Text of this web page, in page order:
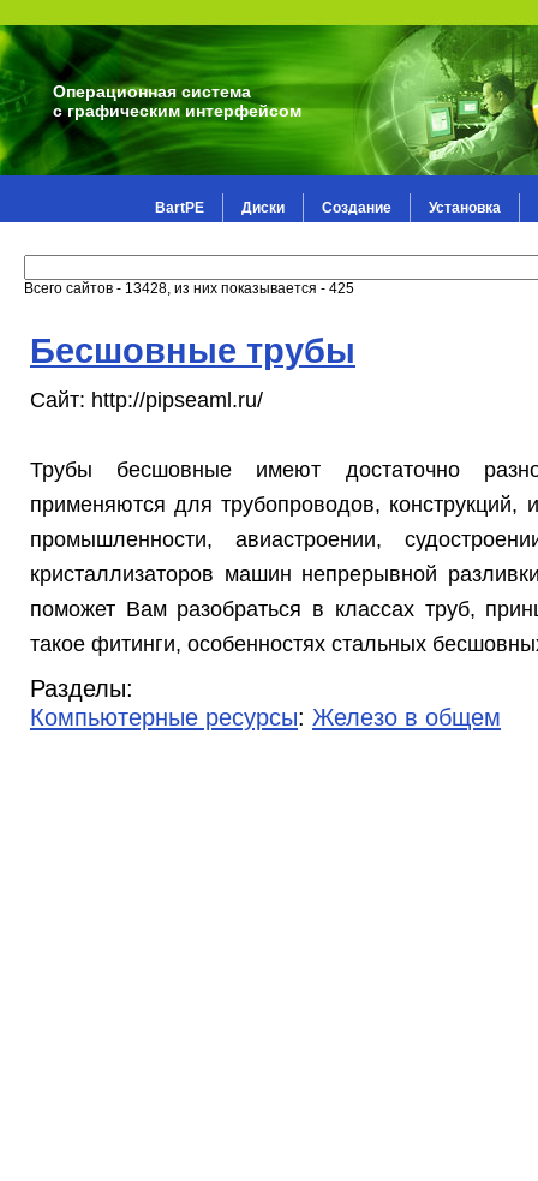
Операционная система
с графическим интерфейсом
BartPE Диски Создание Установка
Всего сайтов - 13428, из них показывается - 425
Бесшовные трубы
Сайт: http://pipseaml.ru/
Трубы бесшовные имеют достаточно
применяются для трубопроводов, конструкций,
промышленности, авиастроении,
кристаллизаторов машин непрерывной
поможет Вам разобраться в классах труб,
такое фитинги, особенностях стальных
Разделы:
Компьютерные ресурсы: Железо в общем